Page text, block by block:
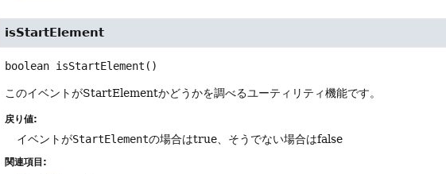
isStartElement
boolean isStartElement ()
このイベントがStartElementかどうかを調べるユーティリティ機能です。
戻り値:
イベントがStartElementの場合はtrue、そうでない場合はfalse
関連項目: